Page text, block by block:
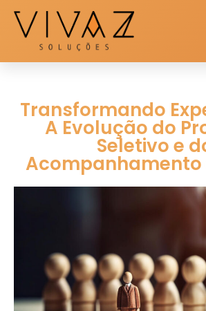
Transformando
A Evolução do
Seletivo e
Acompanhamento